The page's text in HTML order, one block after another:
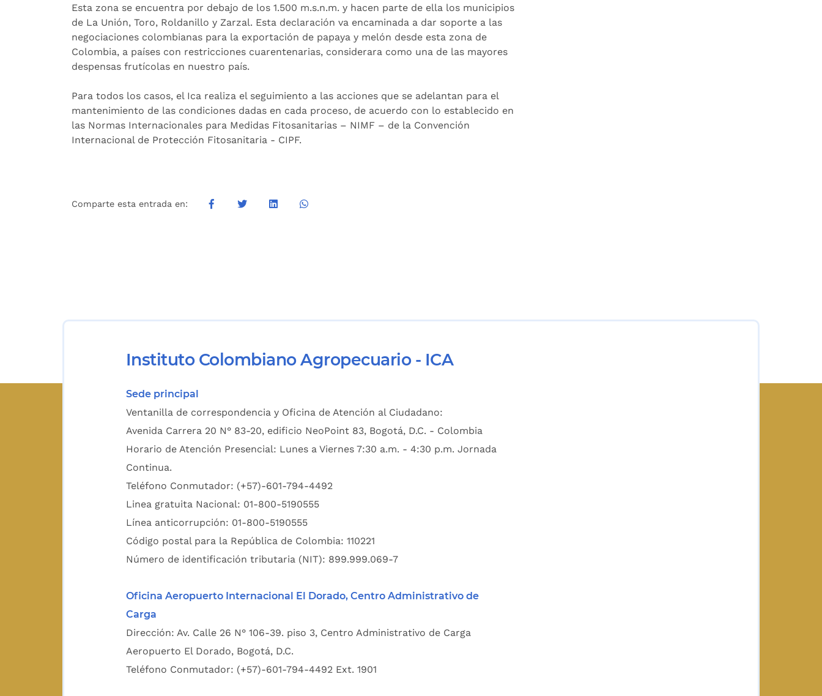
Esta zona se encuentra por debajo de los 1.500 m.s.n.m. y hacen parte de ella los municipios
de La Unión, Toro, Roldanillo y Zarzal. Esta declaración va encaminada a dar soporte a las
negociaciones colombianas para la exportación de papaya y melón desde esta zona de
Colombia, a países con restricciones cuarentenarias, considerara como una de las mayores
despensas frutícolas en nuestro país.
Para todos los casos, el Ica realiza el seguimiento a las acciones que se adelantan para el
mantenimiento de las condiciones dadas en cada proceso, de acuerdo con lo establecido en
las Normas Internacionales para Medidas Fitosanitarias – NIMF – de la Convención
Internacional de Protección Fitosanitaria - CIPF.
Comparte esta entrada en:
Instituto Colombiano Agropecuario - ICA
Sede principal
Ventanilla de correspondencia y Oficina de Atención al Ciudadano:
Avenida Carrera 20 N° 83-20, edificio NeoPoint 83, Bogotá, D.C. - Colombia
Horario de Atención Presencial: Lunes a Viernes 7:30 a.m. - 4:30 p.m. Jornada
Continua.
Teléfono Conmutador: (+57)-601-794-4492
Linea gratuita Nacional: 01-800-5190555
Línea anticorrupción: 01-800-5190555
Código postal para la República de Colombia: 110221
Número de identificación tributaria (NIT): 899.999.069-7
Oficina Aeropuerto Internacional El Dorado, Centro Administrativo de
Carga
Dirección: Av. Calle 26 N° 106-39. piso 3, Centro Administrativo de Carga
Aeropuerto El Dorado, Bogotá, D.C.
Teléfono Conmutador: (+57)-601-794-4492 Ext. 1901